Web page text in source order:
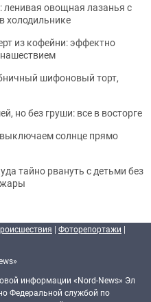
овощная лазанья с
холодильнике
из кофейни: эффектно
шифоновый торт,
но без груши: все в восторге
солнце прямо
тайно рвануть с детьми без
жары
| Фоторепортажи |
информации «Nord-News» Эл
Федеральной службой по